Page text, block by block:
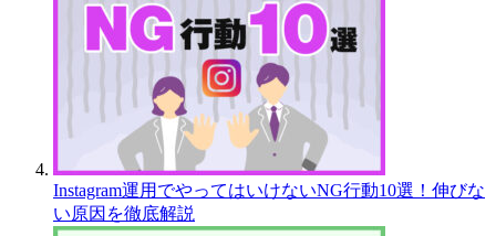
Instagram運用でやってはいけないNG行動10選！伸びな
い原因を徹底解説